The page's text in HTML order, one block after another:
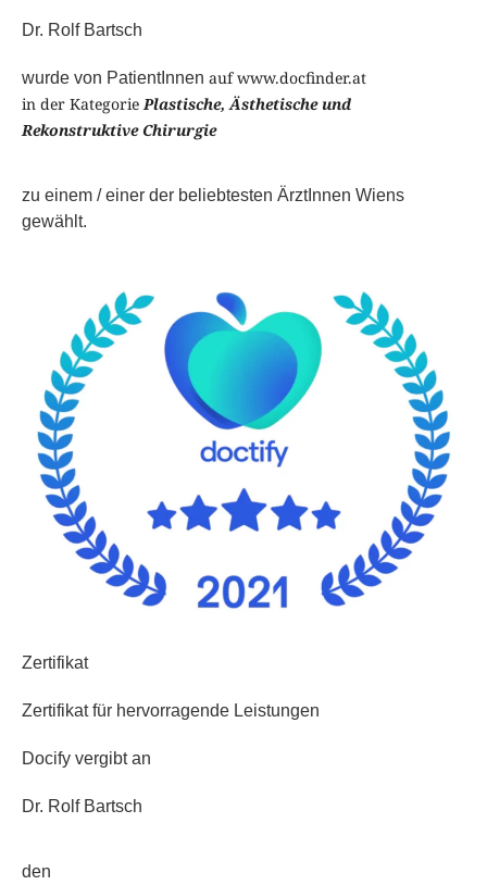
Dr. Rolf Bartsch
wurde von PatientInnen auf www.docfinder.at
in der Kategorie Plastische, Ästhetische und
Rekonstruktive Chirurgie
zu einem / einer der beliebtesten ÄrztInnen Wiens
gewählt.
Zertifikat
Zertifikat für hervorragende Leistungen
Docify vergibt an
Dr. Rolf Bartsch
den